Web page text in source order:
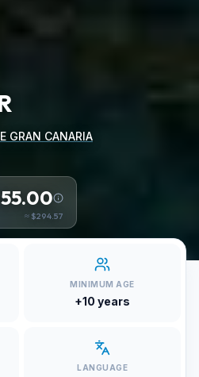
GRAN CANARIA
≈ $294.57
MINIMUM AGE
+10 years
LANGUAGE